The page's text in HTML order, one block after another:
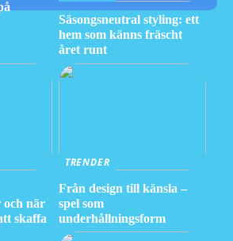
Säsongsneutral styling: ett
hem som känns fräscht
året runt
och när
skaffa
TRENDER
Från design till känsla –
spel som
underhållningsform